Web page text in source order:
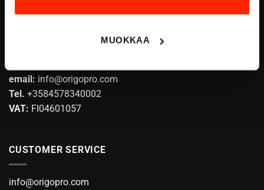
MUOKKAA
email: info@origopro.com
Tel. +3584578340002
VAT: FI04601057
CUSTOMER SERVICE
info@origopro.com